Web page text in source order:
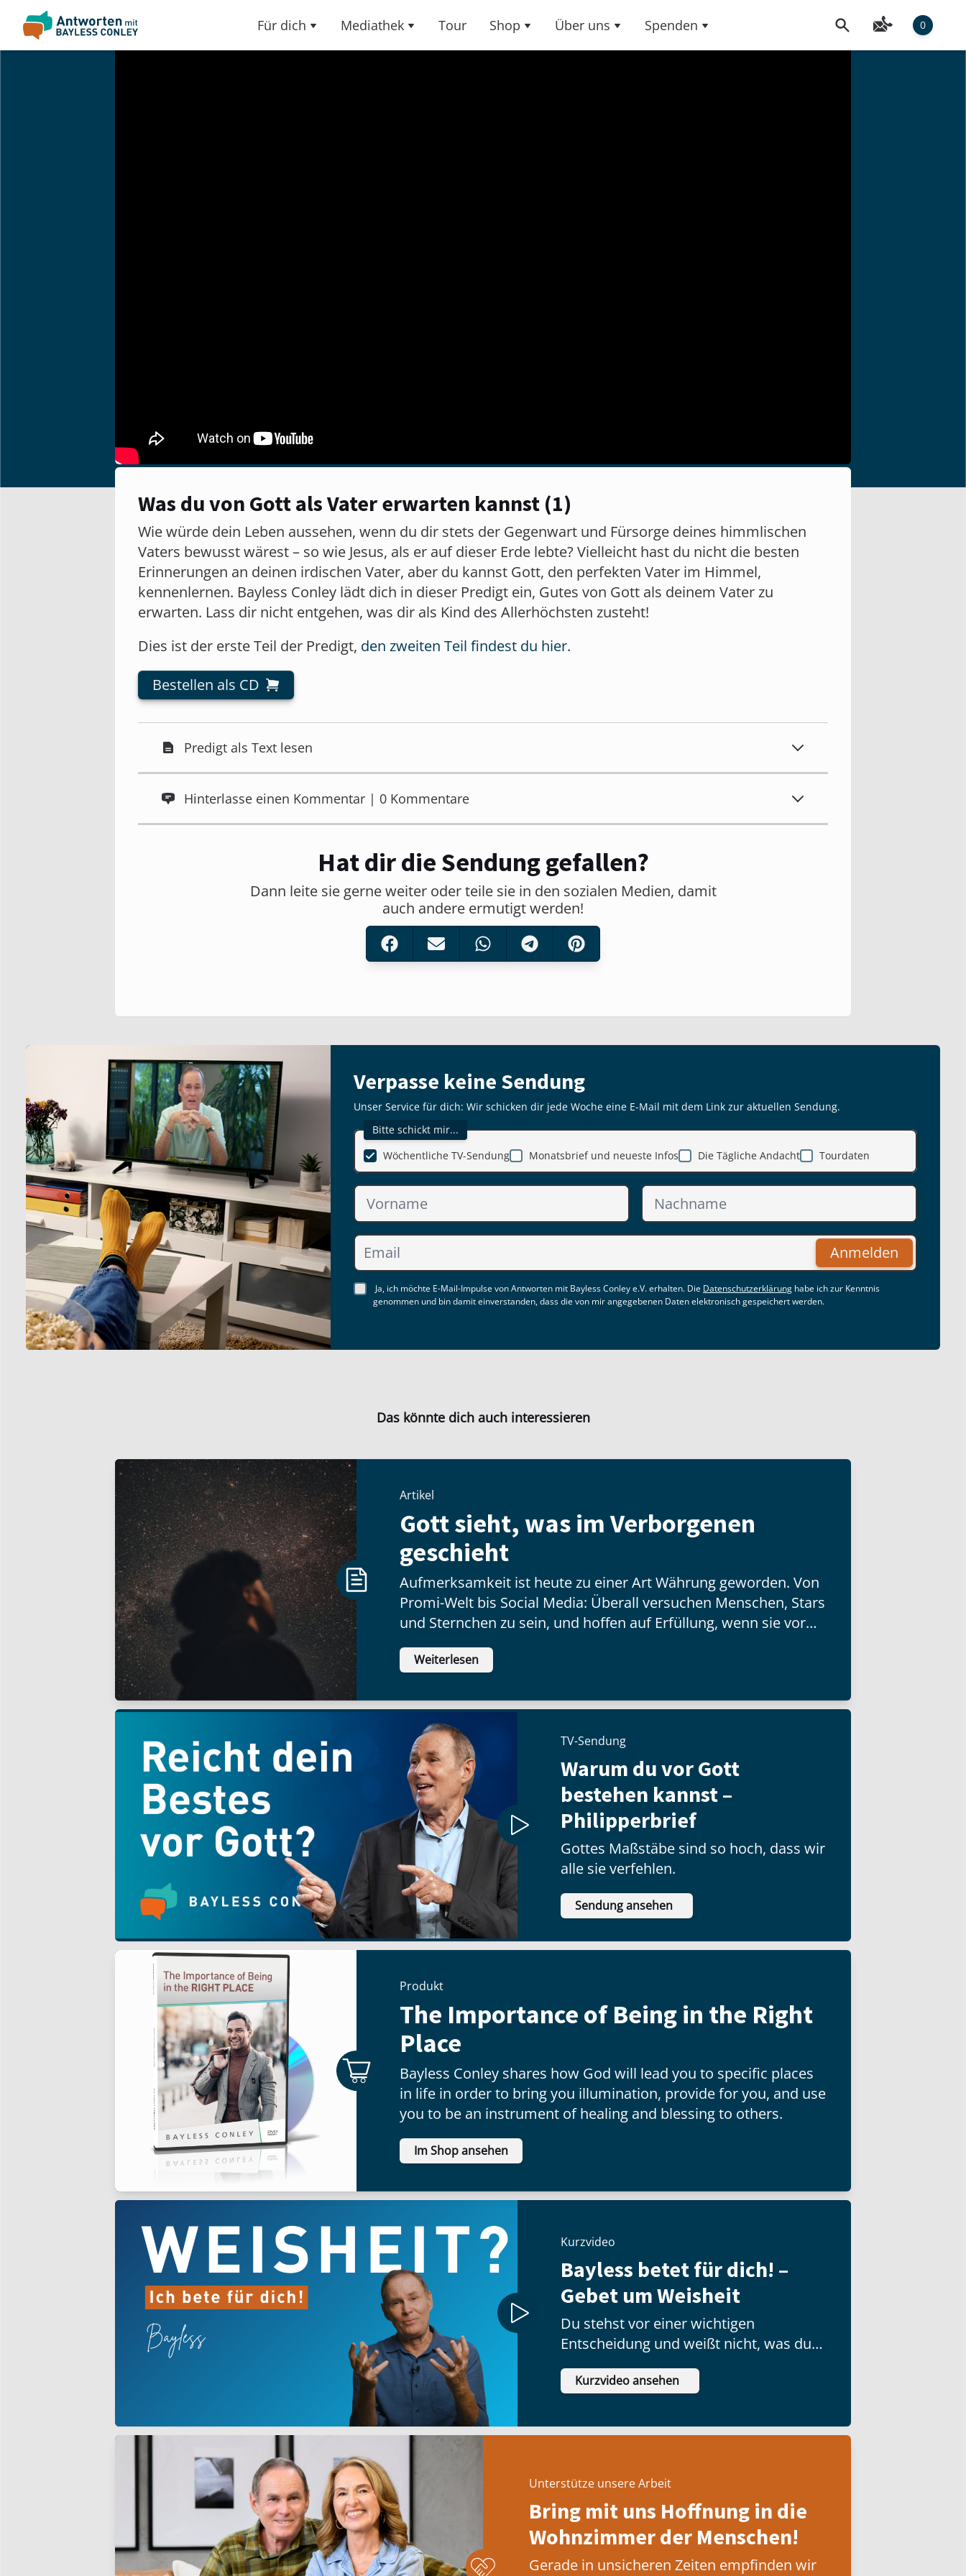
Für dich Mediathek Tour Shop Über uns Spenden 0
Was du von Gott als Vater erwarten kannst (1)
Wie würde dein Leben aussehen, wenn du dir stets der Gegenwart und Fürsorge deines himmlischen
Vaters bewusst wärest – so wie Jesus, als er auf dieser Erde lebte? Vielleicht hast du nicht die besten
Erinnerungen an deinen irdischen Vater, aber du kannst Gott, den perfekten Vater im Himmel,
kennenlernen. Bayless Conley lädt dich in dieser Predigt ein, Gutes von Gott als deinem Vater zu
erwarten. Lass dir nicht entgehen, was dir als Kind des Allerhöchsten zusteht!
Dies ist der erste Teil der Predigt, den zweiten Teil findest du hier.
Bestellen als CD
Predigt als Text lesen
Hinterlasse einen Kommentar | 0 Kommentare
Hat dir die Sendung gefallen?
Dann leite sie gerne weiter oder teile sie in den sozialen Medien, damit
auch andere ermutigt werden!
Verpasse keine Sendung
Unser Service für dich: Wir schicken dir jede Woche eine E-Mail mit dem Link zur aktuellen Sendung.
Bitte schickt mir...
Monatsbrief und neueste Infos
Die Tägliche Andacht
Wöchentliche TV-Sendung Tourdaten
Anmelden
Ja, ich möchte E-Mail-Impulse von Antworten mit Bayless Conley e.V. erhalten. Die Datenschutzerklärung habe ich zur Kenntnis
genommen und bin damit einverstanden, dass die von mir angegebenen Daten elektronisch gespeichert werden.
Das könnte dich auch interessieren
Artikel
Gott sieht, was im Verborgenen
geschieht
Aufmerksamkeit ist heute zu einer Art Währung geworden. Von
Promi-Welt bis Social Media: Überall versuchen Menschen, Stars
und Sternchen zu sein, und hoffen auf Erfüllung, wenn sie vor
vielen Menschen glänzen können.
Weiterlesen
TV-Sendung
Warum du vor Gott
bestehen kannst –
Philipperbrief
Gottes Maßstäbe sind so hoch, dass wir
alle sie verfehlen.
Sendung ansehen
Produkt
The Importance of Being in the Right
Place
Bayless Conley shares how God will lead you to specific places
in life in order to bring you illumination, provide for you, and use
you to be an instrument of healing and blessing to others.
Im Shop ansehen
Kurzvideo
Bayless betet für dich! –
Gebet um Weisheit
Du stehst vor einer wichtigen
Entscheidung und weißt nicht, was du
tun sollst?
Kurzvideo ansehen
Unterstütze unsere Arbeit
Bring mit uns Hoffnung in die
Wohnzimmer der Menschen!
Gerade in unsicheren Zeiten empfinden wir